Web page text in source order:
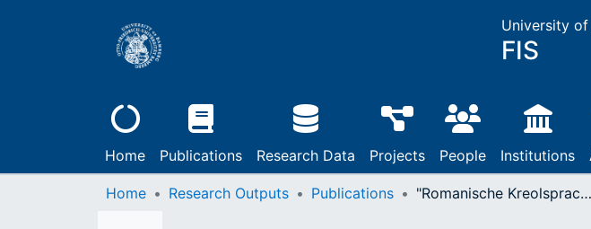
University of
FIS
Home Publications Research Data Projects People Institutions
Home Research Outputs Publications "Romanische Kreolsprachen V. Französische Kreolsprachen"